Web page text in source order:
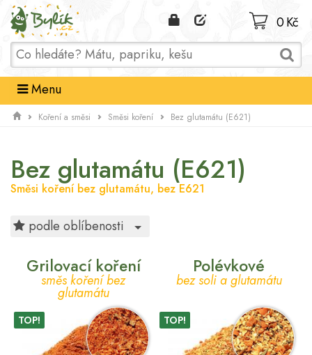
Domů
0 Kč
Menu
Koření a směsi Směsi koření Bez glutamátu (E621)
Bez glutamátu (E621)
Směsi koření bez glutamátu, bez E621
podle oblíbenosti Toggle Dropdown
Grilovací koření
směs koření bez
glutamátu
TOP!
Polévkové
bez soli a glutamátu
TOP!